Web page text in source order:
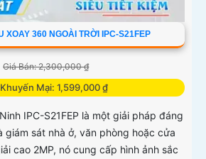
XOAY 360 NGOÀI TRỜI IPC-S21FEP
Giá Bán: 2,300,000 ₫
Mại: 1,599,000 ₫
IPC-S21FEP là một giải pháp đáng
giám sát nhà ở, văn phòng hoặc cửa
cao 2MP, nó cung cấp hình ảnh sắc